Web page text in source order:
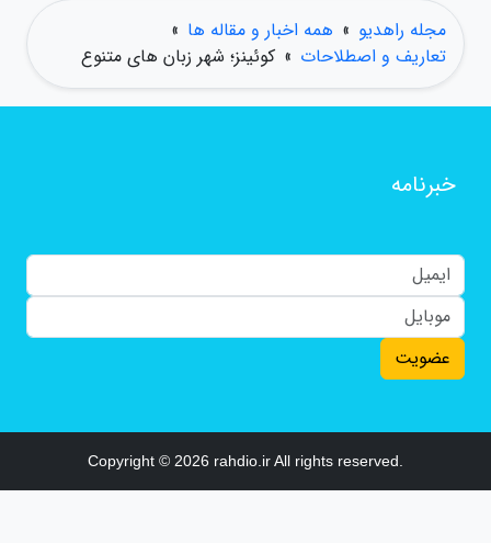
مجله راهدیو » همه اخبار و مقاله ها »
تعاریف و اصطلاحات » کوئینز؛ شهر زبان های متنوع
خبرنامه
عضویت
Copyright © 2026 rahdio.ir All rights reserved.